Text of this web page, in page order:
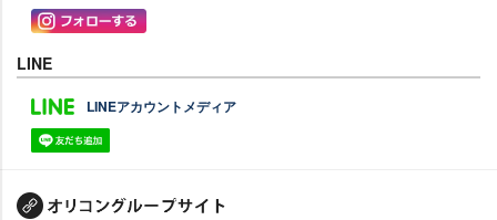
LINE
LINEアカウントメディア